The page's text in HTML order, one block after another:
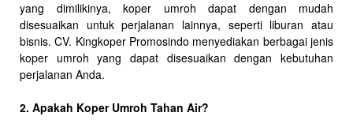
yang dimilikinya, koper umroh dapat dengan mudah
disesuaikan untuk perjalanan lainnya, seperti liburan atau
bisnis. CV. Kingkoper Promosindo menyediakan berbagai jenis
koper umroh yang dapat disesuaikan dengan kebutuhan
perjalanan Anda.
2. Apakah Koper Umroh Tahan Air?